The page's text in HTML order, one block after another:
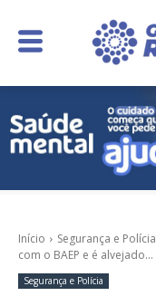
Início Segurança e Polícia
com o BAEP e é alvejado...
Segurança e Polícia